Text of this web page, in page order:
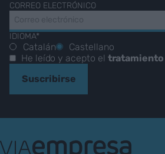
CORREO ELECTRÓNICO
IDIOMA*
Catalán
Castellano
He leído y acepto el tratamiento
Suscribirse